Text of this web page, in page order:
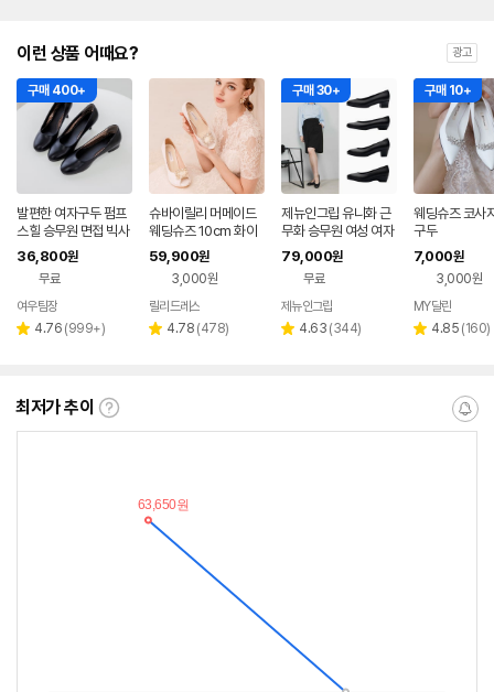
이런 상품 어때요? 광고
구매 400+
발편한 여자구두 펌프
스힐 승무원 면접 빅사
이즈 가죽 유니화 3c
m 5cm 7cm
36,800원
무료
여우팀장
별 4.76 리
(999+)
슈바이릴리 머메이드
웨딩슈즈 10cm 화이
트 블랙 피로연구두 웨
딩구두
59,900원
3,000원
릴리드레스
별 4.78 리
(478)
구매 30+
제뉴인그립 유니화 근
무화 승무원 여성 여자
면접 구두 발편한 정장
기본 호텔리어 백화점
79,000원
무료
제뉴인그립
별 4.63 리
(344)
구매 10+
웨딩슈즈 코사
구두
7,000원
3,000원
MY달린
별 4.85 리
(160)
최저가 추이
최
알